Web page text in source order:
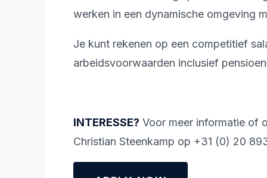
werken in een dynamische omgeving
Je kunt rekenen op een competitief
arbeidsvoorwaarden inclusief
INTERESSE? Voor meer informatie of
Christian Steenkamp op +31 (0) 20